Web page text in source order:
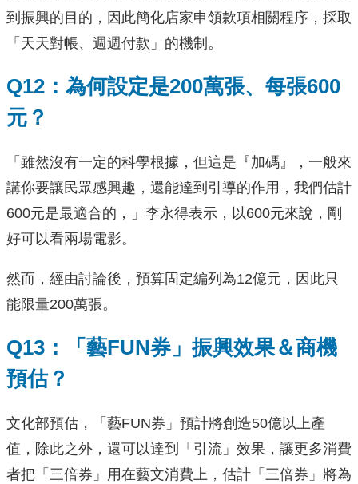
到振興的目的，因此簡化店家申領款項相關程序，採取
「天天對帳、週週付款」的機制。
Q12：為何設定是200萬張、每張600
元？
「雖然沒有一定的科學根據，但這是『加碼』，一般來
講你要讓民眾感興趣，還能達到引導的作用，我們估計
600元是最適合的，」李永得表示，以600元來說，剛
好可以看兩場電影。
然而，經由討論後，預算固定編列為12億元，因此只
能限量200萬張。
Q13：「藝FUN券」振興效果＆商機
預估？
文化部預估，「藝FUN券」預計將創造50億以上產
值，除此之外，還可以達到「引流」效果，讓更多消費
者把「三倍券」用在藝文消費上，估計「三倍券」將為